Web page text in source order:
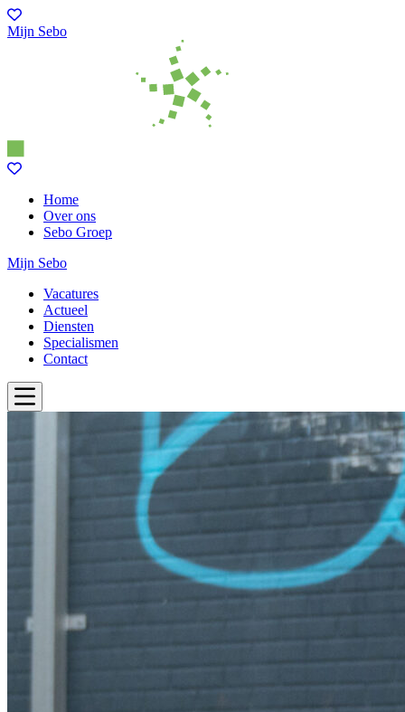
Mijn Sebo
Home
Over ons
Sebo Groep
Mijn Sebo
Vacatures
Actueel
Diensten
Specialismen
Contact